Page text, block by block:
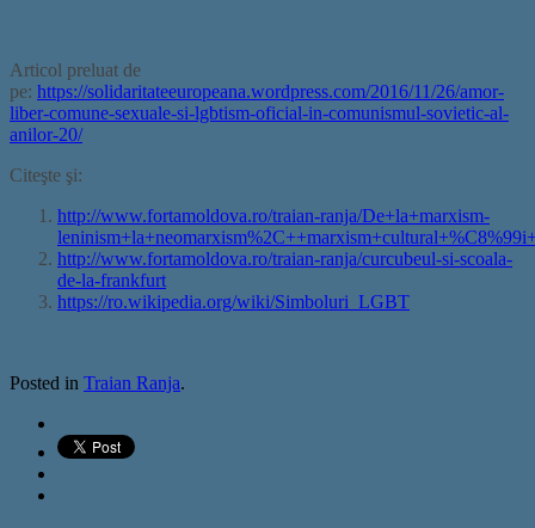
Articol preluat de
pe: https://solidaritateeuropeana.wordpress.com/2016/11/26/amor-
liber-comune-sexuale-si-lgbtism-oficial-in-comunismul-sovietic-al-
anilor-20/
Citeşte şi:
http://www.fortamoldova.ro/traian-ranja/De+la+marxism-
http://www.fortamoldova.ro/traian-ranja/curcubeul-si-scoala-
de-la-frankfurt
https://ro.wikipedia.org/wiki/Simboluri_LGBT
Posted in Traian Ranja.